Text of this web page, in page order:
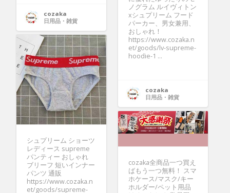
cozaka
日用品・雑貨
ノグラム ルイヴィトン
xシュプリーム フード
パーカー、男女兼用、
おしゃれ！
https://www.cozaka.n
et/goods/lv-supreme-
hoodie-1 ...
cozaka
日用品・雑貨
シュプリーム ショーツ
レディース supreme
パンティー おしゃれ
ブリーフ 短いインナー
パンツ 通販
https://www.cozaka.n
et/goods/supreme-
cozaka全商品一つ買え
ばもう一つ無料！ スマ
ホケース/マスク/キー
ホルダー/ペット用品